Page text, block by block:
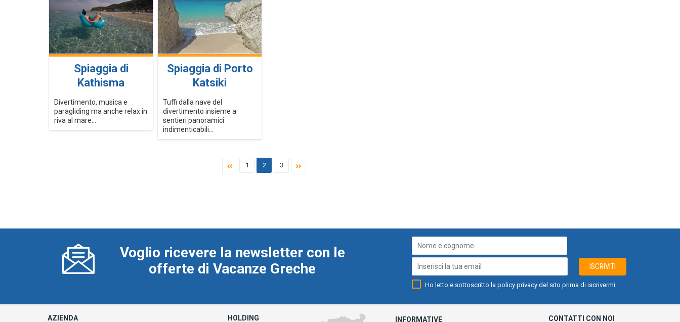
Spiaggia di
Kathisma
Divertimento, musica e
paragliding ma anche relax in
riva al mare...
Spiaggia di Porto
Katsiki
Tuffi dalla nave del
divertimento insieme a
sentieri panoramici
indimenticabili...
1 2 3
ISCRIVITI
Ho letto e sottoscritto la policy privacy del sito prima di iscrivermi
Voglio ricevere la newsletter con le
offerte di Vacanze Greche
AZIENDA HOLDING CONTATTI CON NOI
INFORMATIVE